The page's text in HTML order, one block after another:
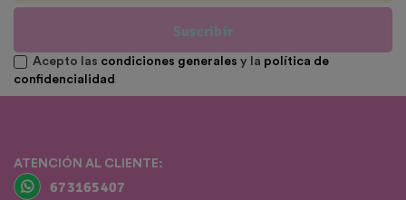
Suscribir
Acepto las condiciones generales y la política de
confidencialidad
ATENCIÓN AL CLIENTE:
673165407